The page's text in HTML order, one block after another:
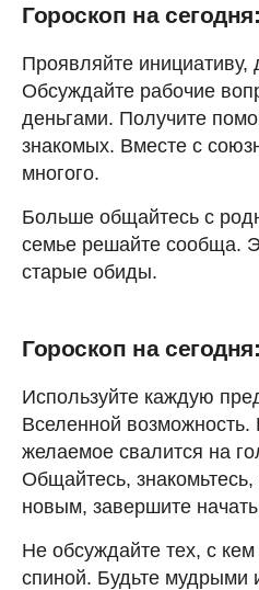
Гороскоп на
Проявляйте инициативу,
Обсуждайте рабочие
деньгами. Получите
знакомых. Вместе с
многого.
Больше общайтесь с
семье решайте сообща.
старые обиды.
Гороскоп на
Используйте каждую
Вселенной возможность.
желаемое свалится на
Общайтесь,
новым, завершите
Не обсуждайте тех, с
спиной. Будьте мудрыми